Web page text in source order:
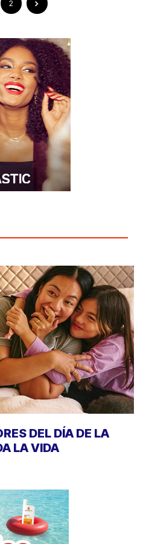
2
DEL DÍA DE LA
LA VIDA